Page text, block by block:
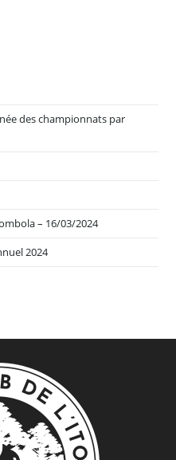
des championnats par
– 16/03/2024
2024